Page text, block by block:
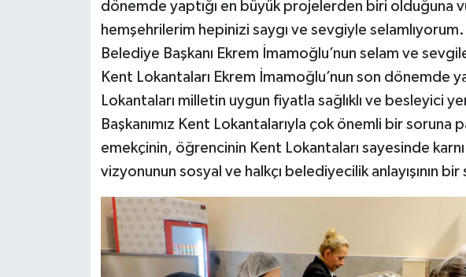
dönemde yaptığı en büyük projelerden biri olduğuna
hemşehrilerim hepinizi saygı ve sevgiyle
Belediye Başkanı Ekrem İmamoğlu’nun selam ve
Kent Lokantaları Ekrem İmamoğlu’nun son dönemde
Lokantaları milletin uygun fiyatla sağlıklı ve besleyici
Başkanımız Kent Lokantalarıyla çok önemli bir soruna
emekçinin, öğrencinin Kent Lokantaları sayesinde
vizyonunun sosyal ve halkçı belediyecilik anlayışının